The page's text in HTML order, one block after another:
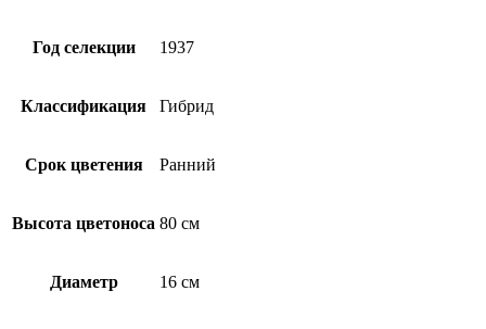
Год селекции 1937
Классификация Гибрид
Срок цветения Ранний
Высота цветоноса 80 см
Диаметр 16 см